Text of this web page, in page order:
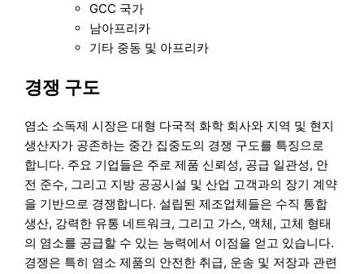
GCC 국가
남아프리카
기타 중동 및 아프리카
경쟁 구도
염소 소독제 시장은 대형 다국적 화학 회사와 지역 및 현지
생산자가 공존하는 중간 집중도의 경쟁 구도를 특징으로
합니다. 주요 기업들은 주로 제품 신뢰성, 공급 일관성, 안
전 준수, 그리고 지방 공공시설 및 산업 고객과의 장기 계약
을 기반으로 경쟁합니다. 설립된 제조업체들은 수직 통합
생산, 강력한 유통 네트워크, 그리고 가스, 액체, 고체 형태
의 염소를 공급할 수 있는 능력에서 이점을 얻고 있습니다.
경쟁은 특히 염소 제품의 안전한 취급, 운송 및 저장과 관련